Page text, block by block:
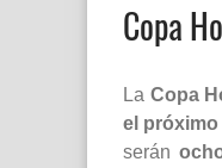
Copa
La Copa
el
serán